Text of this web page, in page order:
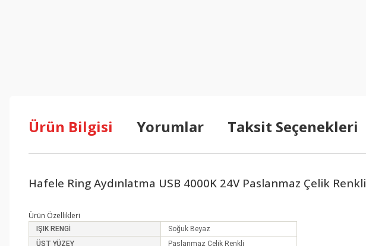
Ürün Bilgisi Yorumlar Taksit Seçenekleri
Hafele Ring Aydınlatma USB 4000K 24V Paslanmaz Çelik Renkli
Ürün Özellikleri
IŞIK RENGİ
Soğuk Beyaz
ÜST YÜZEY
Paslanmaz Çelik Renkli